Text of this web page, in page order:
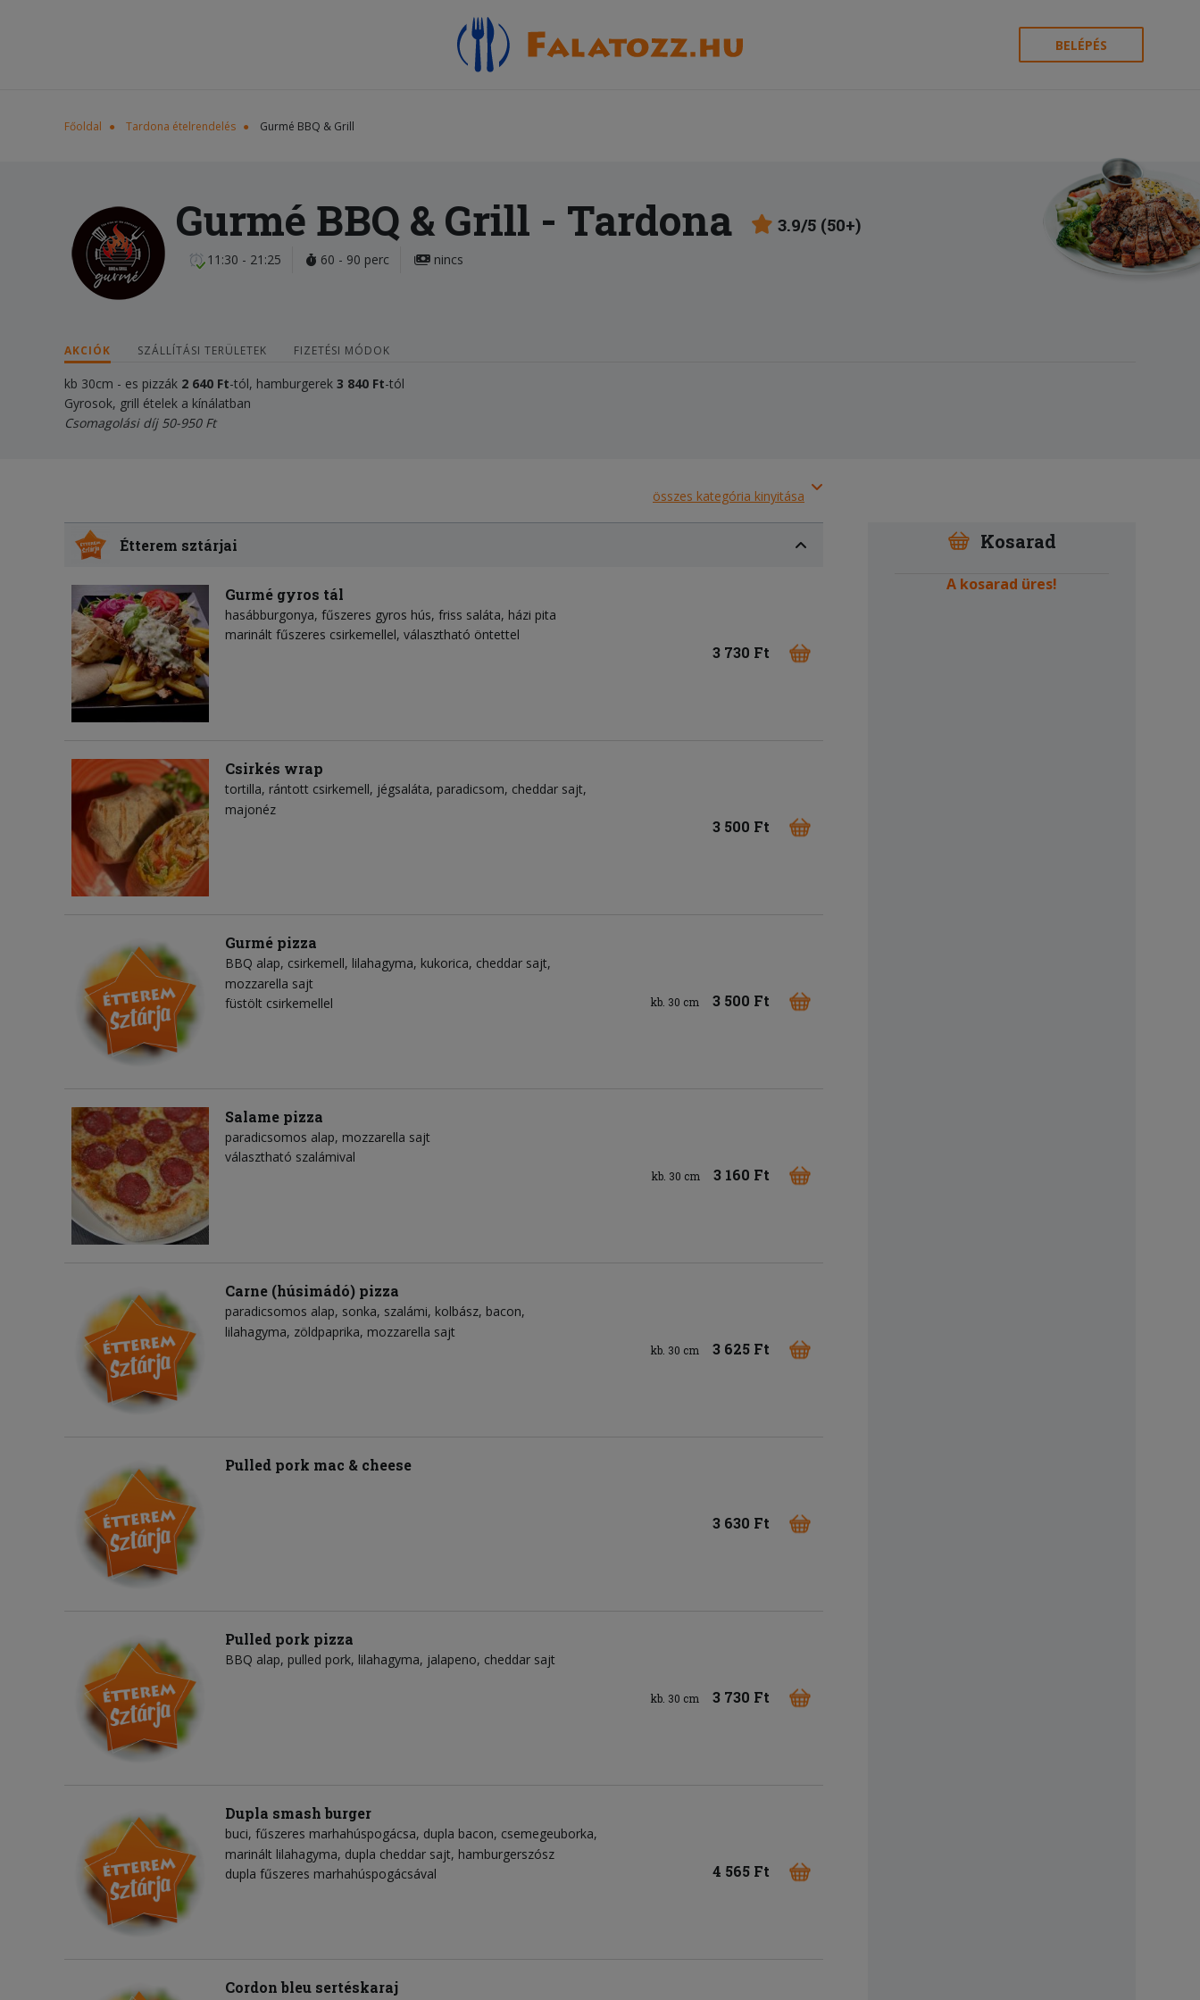
BELÉPÉS
Főoldal Tardona ételrendelés Gurmé BBQ & Grill
Gurmé BBQ & Grill - Tardona 3.9/5 (50+)
11:30 - 21:25 60 - 90 perc nincs
AKCIÓK SZÁLLÍTÁSI TERÜLETEK FIZETÉSI MÓDOK
kb 30cm - es pizzák 2 640 Ft-tól, hamburgerek 3 840 Ft-tól
Gyrosok, grill ételek a kínálatban
Csomagolási díj 50-950 Ft
összes kategória kinyitása
Étterem sztárjai
Gurmé gyros tál
hasábburgonya fűszeres gyros hús friss saláta házi pita
marinált fűszeres csirkemellel, választható öntettel
3 730 Ft
Csirkés wrap
tortilla rántott csirkemell jégsaláta paradicsom cheddar sajt
majonéz
3 500 Ft
Gurmé pizza
BBQ alap csirkemell lilahagyma kukorica cheddar sajt
mozzarella sajt
füstölt csirkemellel
kb. 30 cm 3 500 Ft
Salame pizza
paradicsomos alap mozzarella sajt
választható szalámival
kb. 30 cm 3 160 Ft
Carne (húsimádó) pizza
paradicsomos alap sonka szalámi kolbász bacon
lilahagyma zöldpaprika mozzarella sajt
kb. 30 cm 3 625 Ft
Pulled pork mac & cheese
3 630 Ft
Pulled pork pizza
BBQ alap pulled pork lilahagyma jalapeno cheddar sajt
kb. 30 cm 3 730 Ft
Dupla smash burger
buci fűszeres marhahúspogácsa dupla bacon csemegeuborka
marinált lilahagyma dupla cheddar sajt hamburgerszósz
dupla fűszeres marhahúspogácsával
4 565 Ft
Cordon bleu sertéskaraj
Kosarad
A kosarad üres!